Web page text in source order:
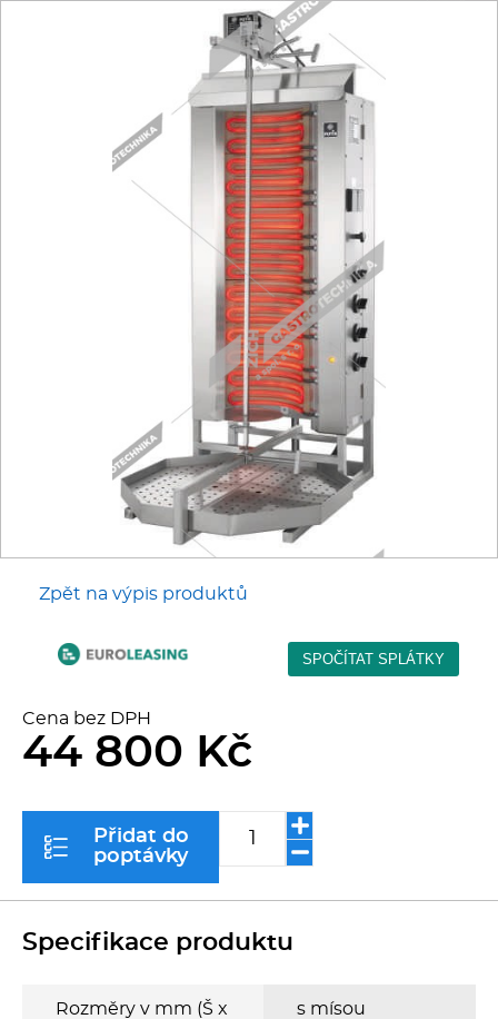
Gastronádoby
PIZZA technologie
Grilovací desky - Grily
Prostředky-Změkčovače
Roboty
Kávovary
Kotle
Stolní zařízení
Transport, výdej a regen.
Multifunkce - speciály
Zpět na výpis produktů
Cena bez DPH
44 800 Kč
Přidat do
poptávky
Specifikace produktu
Rozměry v mm (Š x
s mísou